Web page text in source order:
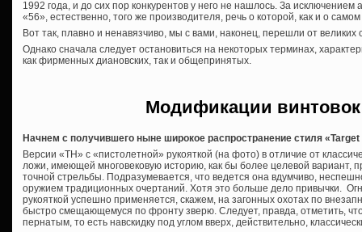
1992 года, и до сих пор конкурентов у него не нашлось. За
«56», естественно, того же производителя, речь о которой, как и о
Вот так, плавно и ненавязчиво, мы с вами, наконец, перешли от
Однако сначала следует остановиться на некоторых терминах,
как фирменных диановских, так и общепринятых.
Модификации
Начнем с получившего ныне широкое распространение стиля «Target
Версии «ТН» с «пистолетной» рукояткой (на фото) в отличие от
ложи, имеющей многовековую историю, как бы более целевой вариант,
точной стрельбы. Подразумевается, что ведется она вдумчиво,
оружием традиционных очертаний. Хотя это больше дело привычки.
рукояткой успешно применяется, скажем, на загонных охотах по
быстро смещающемуся по фронту зверю. Следует, правда, отметить,
пернатым, то есть навскидку под углом вверх, действительно,